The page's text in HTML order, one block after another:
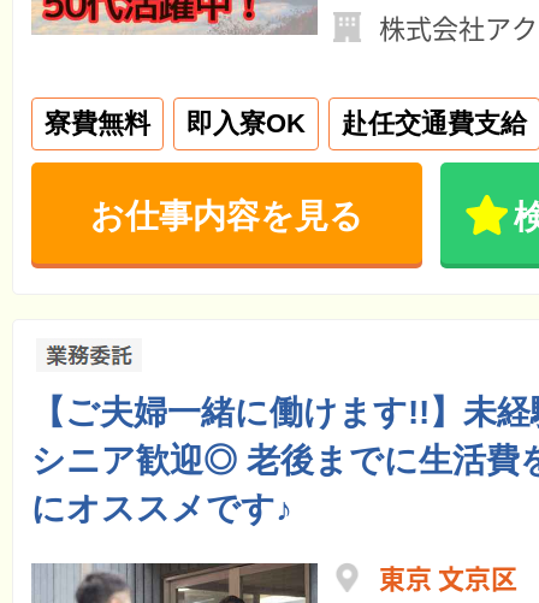
株式会社ア
寮費無料 即入寮OK 赴任交通費支給
お仕事内容を見る
【ご夫婦一緒に働けます!!】未
シニア歓迎◎ 老後までに生活費
にオススメです♪
東京 文京区